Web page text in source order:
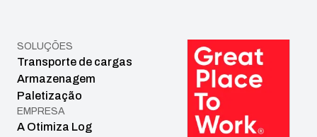
SOLUÇÕES
Transporte de cargas
Armazenagem
Paletização
EMPRESA
A Otimiza Log